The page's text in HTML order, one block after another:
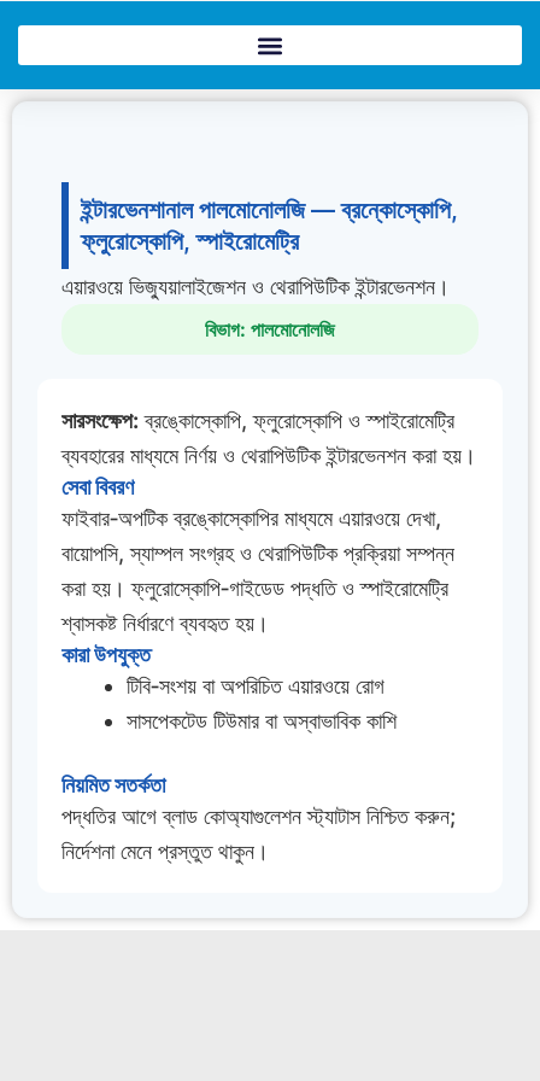
ইন্টারভেনশানাল পালমোনোলজি — ব্রন্কোস্কোপি,
ফ্লুরোস্কোপি, স্পাইরোমেট্রি
এয়ারওয়ে ভিজ্যুয়ালাইজেশন ও থেরাপিউটিক ইন্টারভেনশন।
বিভাগ: পালমোনোলজি
সারসংক্ষেপ: ব্রঙ্কোস্কোপি, ফ্লুরোস্কোপি ও স্পাইরোমেট্রি
ব্যবহারের মাধ্যমে নির্ণয় ও থেরাপিউটিক ইন্টারভেনশন করা হয়।
সেবা বিবরণ
ফাইবার‑অপটিক ব্রঙ্কোস্কোপির মাধ্যমে এয়ারওয়ে দেখা,
বায়োপসি, স্যাম্পল সংগ্রহ ও থেরাপিউটিক প্রক্রিয়া সম্পন্ন
করা হয়। ফ্লুরোস্কোপি‑গাইডেড পদ্ধতি ও স্পাইরোমেট্রি
শ্বাসকষ্ট নির্ধারণে ব্যবহৃত হয়।
কারা উপযুক্ত
টিবি‑সংশয় বা অপরিচিত এয়ারওয়ে রোগ
সাসপেকটেড টিউমার বা অস্বাভাবিক কাশি
নিয়মিত সতর্কতা
পদ্ধতির আগে ব্লাড কোঅ্যাগুলেশন স্ট্যাটাস নিশ্চিত করুন;
নির্দেশনা মেনে প্রস্তুত থাকুন।